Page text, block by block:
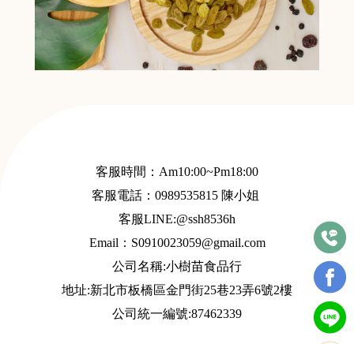
客服時間：Am10:00~Pm18:00
客服電話： 0989535815 陳小姐
客服LINE:@ssh8536h
Email：S0910023059@gmail.com
公司名稱:小樹苗食品行
地址:新北市板橋區金門街25巷23弄6號2樓
公司統一編號:87462339